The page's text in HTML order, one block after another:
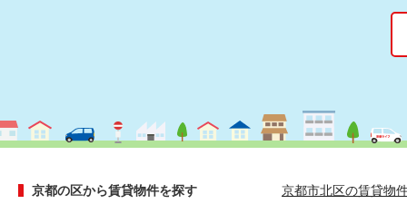
京都の区から賃貸物件を探す
京都市北区の賃貸物